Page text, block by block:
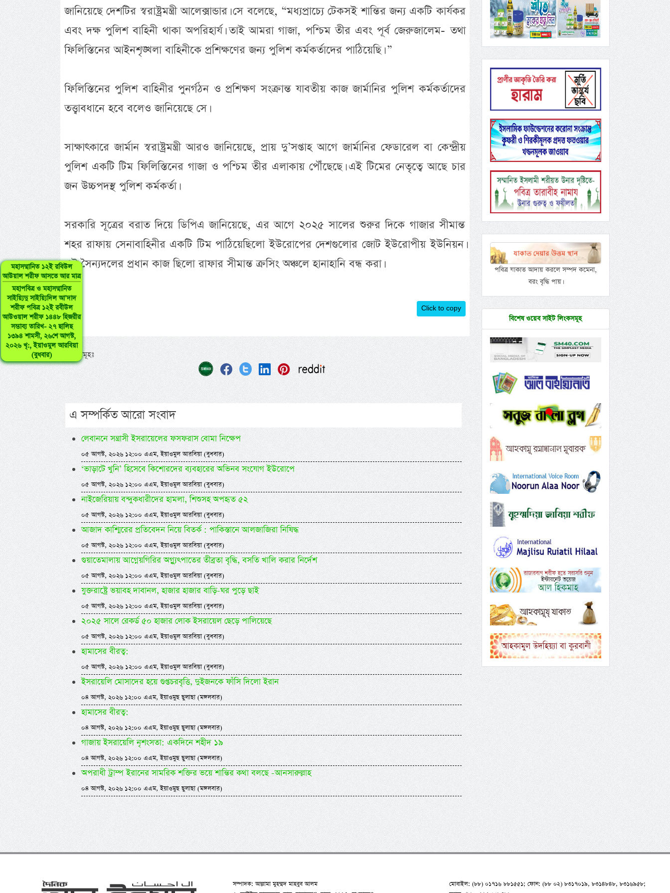
মহাসম্মানিত ১২ই রবিউল
আউয়াল শরীফ আসতে আর মাত্র
মহাপবিত্র ও মহাসম্মানিত
সাইয়্যিদু সাইয়্যিদিল আ’দাদ
শরীফ পবিত্র ১২ই রবীউল
আউওয়াল শরীফ ১৪৪৮ হিজরীর
সম্ভাব্য তারিখ- ২৭ ছালিছ
১৩৯৪ শামসী, ২৬শে আগস্ট,
২০২৬ খৃ:, ইয়াওমুল আরবিয়া
(বুধবার)
জানিয়েছে দেশটির স্বরাষ্ট্রমন্ত্রী আলেক্সান্ডার। সে বলেছে, “মধ্যপ্রাচ্যে টেকসই শান্তির জন্য একটি কার্যকর
এবং দক্ষ পুলিশ বাহিনী থাকা অপরিহার্য। তাই আমরা গাজা, পশ্চিম তীর এবং পূর্ব জেরুজালেম- তথা
ফিলিস্তিনের আইনশৃঙ্খলা বাহিনীকে প্রশিক্ষণের জন্য পুলিশ কর্মকর্তাদের পাঠিয়েছি। ”
ফিলিস্তিনের পুলিশ বাহিনীর পুনর্গঠন ও প্রশিক্ষণ সংক্রান্ত যাবতীয় কাজ জার্মানির পুলিশ কর্মকর্তাদের
তত্ত্বাবধানে হবে বলেও জানিয়েছে সে।
সাক্ষাৎকারে জার্মান স্বরাষ্ট্রমন্ত্রী আরও জানিয়েছে, প্রায় দু’সপ্তাহ আগে জার্মানির ফেডারেল বা কেন্দ্রীয়
পুলিশ একটি টিম ফিলিস্তিনের গাজা ও পশ্চিম তীর এলাকায় পৌঁছেছে। এই টিমের নেতৃত্বে আছে চার
জন উচ্চপদস্থ পুলিশ কর্মকর্তা।
সরকারি সূত্রের বরাত দিয়ে ডিপিএ জানিয়েছে, এর আগে ২০২৫ সালের শুরুর দিকে গাজার সীমান্ত
শহর রাফায় সেনাবাহিনীর একটি টিম পাঠিয়েছিলো ইউরোপের দেশগুলোর জোট ইউরোপীয় ইউনিয়ন।
এই সৈন্যদলের প্রধান কাজ ছিলো রাফার সীমান্ত ক্রসিং অঞ্চলে হানাহানি বন্ধ করা।
Click to copy
ট্যাগসমূহঃ
এ সম্পর্কিত আরো সংবাদ
লেবাননে সন্ত্রাসী ইসরায়েলের ফসফরাস বোমা নিক্ষেপ
০৫ আগস্ট, ২০২৬ ১২:০০ এএম, ইয়াওমুল আরবিয়া (বুধবার)
‘ভাড়াটে খুনি’ হিসেবে কিশোরদের ব্যবহারের অভিনব সংযোগ ইউরোপে
০৫ আগস্ট, ২০২৬ ১২:০০ এএম, ইয়াওমুল আরবিয়া (বুধবার)
নাইজেরিয়ায় বন্দুকধারীদের হামলা, শিশুসহ অপহৃত ৫২
০৫ আগস্ট, ২০২৬ ১২:০০ এএম, ইয়াওমুল আরবিয়া (বুধবার)
আজাদ কাশ্মিরের প্রতিবেদন নিয়ে বিতর্ক : পাকিস্তানে আলজাজিরা নিষিদ্ধ
০৫ আগস্ট, ২০২৬ ১২:০০ এএম, ইয়াওমুল আরবিয়া (বুধবার)
গুয়াতেমালায় আগ্নেয়গিরির অগ্ন্যুৎপাতের তীব্রতা বৃদ্ধি, বসতি খালি করার নির্দেশ
০৫ আগস্ট, ২০২৬ ১২:০০ এএম, ইয়াওমুল আরবিয়া (বুধবার)
যুক্তরাষ্ট্রে ভয়াবহ দাবানল, হাজার হাজার বাড়ি-ঘর পুড়ে ছাই
০৫ আগস্ট, ২০২৬ ১২:০০ এএম, ইয়াওমুল আরবিয়া (বুধবার)
২০২৫ সালে রেকর্ড ৫০ হাজার লোক ইসরায়েল ছেড়ে পালিয়েছে
০৫ আগস্ট, ২০২৬ ১২:০০ এএম, ইয়াওমুল আরবিয়া (বুধবার)
হামাসের বীরত্ব:
০৫ আগস্ট, ২০২৬ ১২:০০ এএম, ইয়াওমুল আরবিয়া (বুধবার)
ইসরায়েলি মোসাদের হয়ে গুপ্তচরবৃত্তি, দুইজনকে ফাঁসি দিলো ইরান
০৪ আগস্ট, ২০২৬ ১২:০০ এএম, ইয়াওমুছ ছুলাছা (মঙ্গলবার)
হামাসের বীরত্ব:
০৪ আগস্ট, ২০২৬ ১২:০০ এএম, ইয়াওমুছ ছুলাছা (মঙ্গলবার)
গাজায় ইসরায়েলি নৃশংসতা: একদিনে শহীদ ১৯
০৪ আগস্ট, ২০২৬ ১২:০০ এএম, ইয়াওমুছ ছুলাছা (মঙ্গলবার)
অপরাধী ট্রাম্প ইরানের সামরিক শক্তির ভয়ে শান্তির কথা বলছে -আনসারুল্লাহ
০৪ আগস্ট, ২০২৬ ১২:০০ এএম, ইয়াওমুছ ছুলাছা (মঙ্গলবার)
পবিত্র যাকাত আদায় করলে সম্পদ কমেনা,
বরং বৃদ্ধি পায়।
বিশেষ ওয়েব সাইট লিংকসমূহ
সম্পাদক: আল্লামা মুহম্মদ মাহবুব আলম
মোবাইল: (৮৮) ০১৭১৬ ৮৮১৫৫১; ফোন: (৮৮ ০২) ৮৩১৭০১৯, ৮৩১৪৮৪৮, ৮৩১৬৯৫৮;